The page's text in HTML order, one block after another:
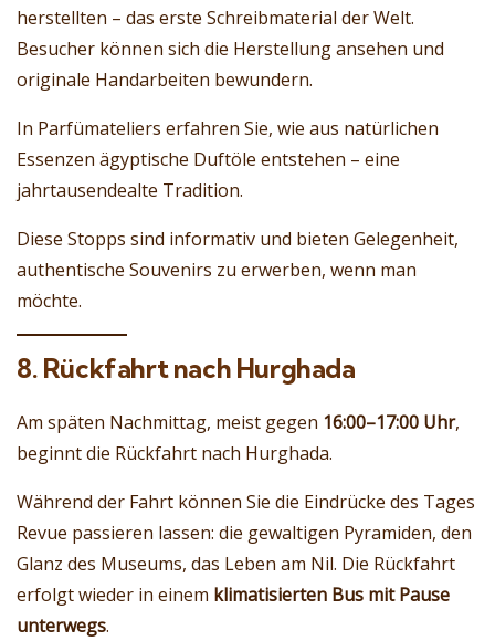
herstellten – das erste Schreibmaterial der Welt.
Besucher können sich die Herstellung ansehen und
originale Handarbeiten bewundern.
In Parfümateliers erfahren Sie, wie aus natürlichen
Essenzen ägyptische Duftöle entstehen – eine
jahrtausendealte Tradition.
Diese Stopps sind informativ und bieten Gelegenheit,
authentische Souvenirs zu erwerben, wenn man
möchte.
8. Rückfahrt nach Hurghada
Am späten Nachmittag, meist gegen 16:00–17:00 Uhr,
beginnt die Rückfahrt nach Hurghada.
Während der Fahrt können Sie die Eindrücke des Tages
Revue passieren lassen: die gewaltigen Pyramiden, den
Glanz des Museums, das Leben am Nil. Die Rückfahrt
erfolgt wieder in einem klimatisierten Bus mit Pause
unterwegs.